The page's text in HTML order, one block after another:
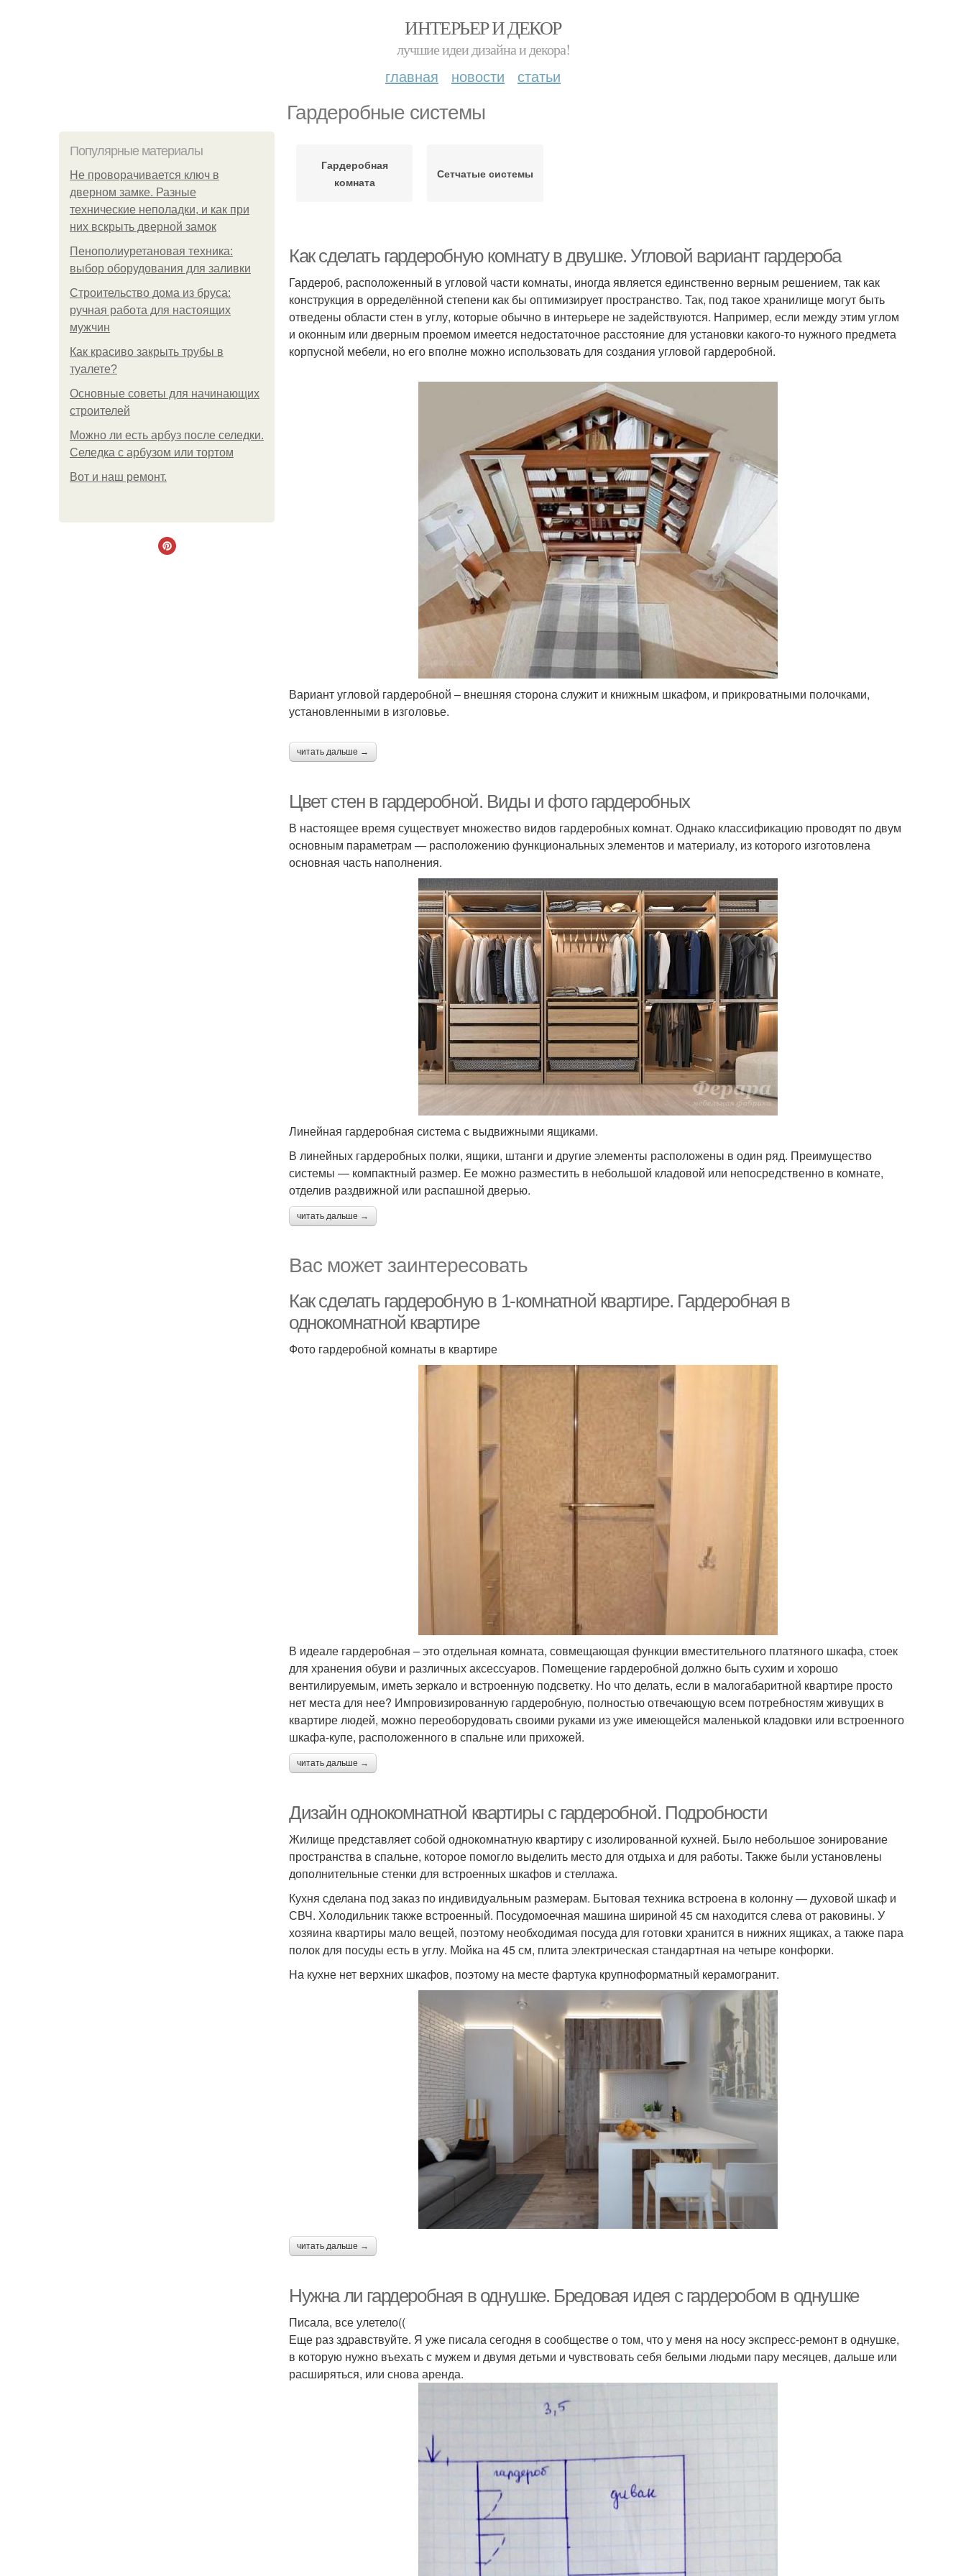
ИНТЕРЬЕР И ДЕКОР
лучшие идеи дизайна и декора!
главная новости статьи
Гардеробные системы
Популярные материалы
Не проворачивается ключ в
дверном замке. Разные
технические неполадки, и как при
них вскрыть дверной замок
Пенополиуретановая техника:
выбор оборудования для заливки
Строительство дома из бруса:
ручная работа для настоящих
мужчин
Как красиво закрыть трубы в
туалете?
Основные советы для начинающих
строителей
Можно ли есть арбуз после селедки.
Селедка с арбузом или тортом
Boт и наш ремoнт.
Гардеробная
комната
Сетчатые системы
Как сделать гардеробную комнату в двушке. Угловой вариант гардероба
Гардероб, расположенный в угловой части комнаты, иногда является единственно верным решением, так как
конструкция в орределённой степени как бы оптимизирует пространство. Так, под такое хранилище могут быть
отведены области стен в углу, которые обычно в интерьере не задействуются. Например, если между этим углом
и оконным или дверным проемом имеется недостаточное расстояние для установки какого-то нужного предмета
корпусной мебели, но его вполне можно использовать для создания угловой гардеробной.
Вариант угловой гардеробной – внешняя сторона служит и книжным шкафом, и прикроватными полочками,
установленными в изголовье.
читать дальше →
Цвет стен в гардеробной. Виды и фото гардеробных
В настоящее время существует множество видов гардеробных комнат. Однако классификацию проводят по двум
основным параметрам — расположению функциональных элементов и материалу, из которого изготовлена
основная часть наполнения.
Линейная гардеробная система с выдвижными ящиками.
В линейных гардеробных полки, ящики, штанги и другие элементы расположены в один ряд. Преимущество
системы — компактный размер. Ее можно разместить в небольшой кладовой или непосредственно в комнате,
отделив раздвижной или распашной дверью.
читать дальше →
Вас может заинтересовать
Как сделать гардеробную в 1-комнатной квартире. Гардеробная в
однокомнатной квартире
Фото гардеробной комнаты в квартире
В идеале гардеробная – это отдельная комната, совмещающая функции вместительного платяного шкафа, стоек
для хранения обуви и различных аксессуаров. Помещение гардеробной должно быть сухим и хорошо
вентилируемым, иметь зеркало и встроенную подсветку. Но что делать, если в малогабаритной квартире просто
нет места для нее? Импровизированную гардеробную, полностью отвечающую всем потребностям живущих в
квартире людей, можно переоборудовать своими руками из уже имеющейся маленькой кладовки или встроенного
шкафа-купе, расположенного в спальне или прихожей.
читать дальше →
Дизайн однокомнатной квартиры с гардеробной. Подробности
Жилище представляет собой однокомнатную квартиру с изолированной кухней. Было небольшое зонирование
пространства в спальне, которое помогло выделить место для отдыха и для работы. Также были установлены
дополнительные стенки для встроенных шкафов и стеллажа.
Кухня сделана под заказ по индивидуальным размерам. Бытовая техника встроена в колонну — духовой шкаф и
СВЧ. Холодильник также встроенный. Посудомоечная машина шириной 45 см находится слева от раковины. У
хозяина квартиры мало вещей, поэтому необходимая посуда для готовки хранится в нижних ящиках, а также пара
полок для посуды есть в углу. Мойка на 45 см, плита электрическая стандартная на четыре конфорки.
На кухне нет верхних шкафов, поэтому на месте фартука крупноформатный керамогранит.
читать дальше →
Нужна ли гардеробная в однушке. Бредовая идея с гардеробом в однушке
Писала, все улетело((
Еще раз здравствуйте. Я уже писала сегодня в сообществе о том, что у меня на носу экспресс-ремонт в однушке,
в которую нужно въехать с мужем и двумя детьми и чувствовать себя белыми людьми пару месяцев, дальше или
расширяться, или снова аренда.